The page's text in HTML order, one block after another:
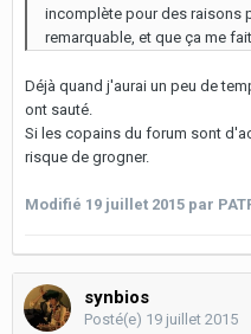
incomplète pour des raisons
remarquable, et que ça me
Déjà quand j'aurai un peu de
ont sauté.
Si les copains du forum sont
risque de grogner.
Modifié 19 juillet 2015 par
synbios
Posté(e) 19 juillet 2015